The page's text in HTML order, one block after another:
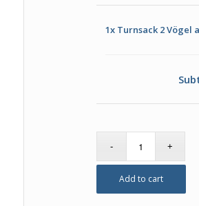
1x Turnsack 2 Vögel
Add to cart